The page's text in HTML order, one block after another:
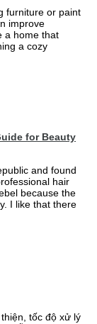
furniture or paint
improve
a home that
a cozy
for Beauty
and found
hair
because the
I like that there
tốc độ xử lý